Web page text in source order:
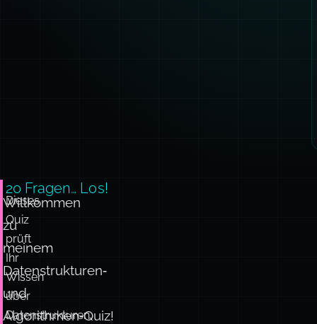
Willkommen
zu
meinem
Datenstrukturen‑
und
Algorithmen‑Quiz!
Dieses
Quiz
prüft
Ihr
Wissen
über
Datenstrukturen
20 Fragen… Los!